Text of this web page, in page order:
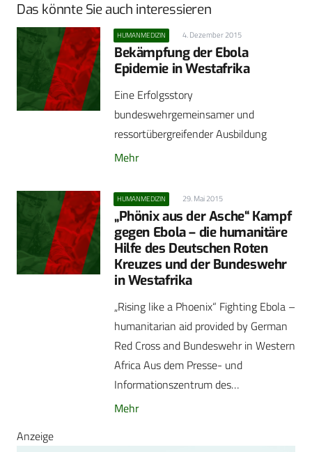
Das könnte Sie auch interessieren
HUMANMEDIZIN 4. Dezember 2015
Bekämpfung der Ebola
Epidemie in Westafrika
Eine Erfolgsstory
bundeswehrgemeinsamer und
ressortübergreifender Ausbildung
Mehr
HUMANMEDIZIN 29. Mai 2015
„Phönix aus der Asche“ Kampf
gegen Ebola – die humanitäre
Hilfe des Deutschen Roten
Kreuzes und der Bundeswehr
in Westafrika
„Rising like a Phoenix“ Fighting Ebola –
humanitarian aid provided by German
Red Cross and Bundeswehr in Western
Africa Aus dem Presse- und
Informationszentrum des…
Mehr
Anzeige